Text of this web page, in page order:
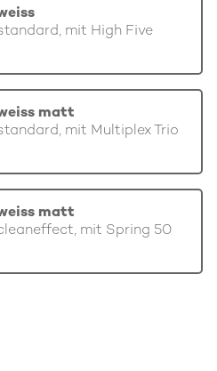
mit High Five
matt
mit Multiplex Trio
matt
mit Spring 50